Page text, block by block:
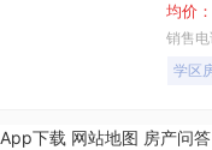
均价：
销售
学区
App下载 网站地图 房产问答